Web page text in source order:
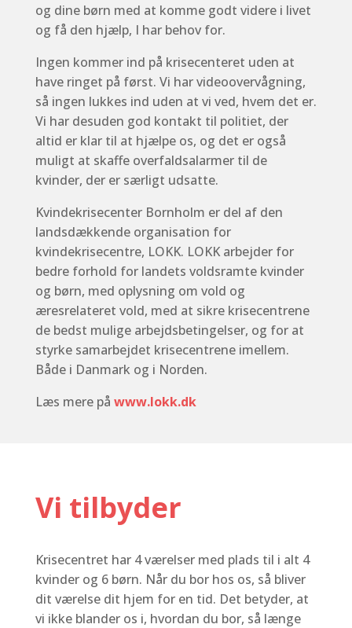
og dine børn med at komme godt videre i livet
og få den hjælp, I har behov for.
Ingen kommer ind på krisecenteret uden at
have ringet på først. Vi har videoovervågning,
så ingen lukkes ind uden at vi ved, hvem det er.
Vi har desuden god kontakt til politiet, der
altid er klar til at hjælpe os, og det er også
muligt at skaffe overfaldsalarmer til de
kvinder, der er særligt udsatte.
Kvindekrisecenter Bornholm er del af den
landsdækkende organisation for
kvindekrisecentre, LOKK. LOKK arbejder for
bedre forhold for landets voldsramte kvinder
og børn, med oplysning om vold og
æresrelateret vold, med at sikre krisecentrene
de bedst mulige arbejdsbetingelser, og for at
styrke samarbejdet krisecentrene imellem.
Både i Danmark og i Norden.
Læs mere på www.lokk.dk
Vi tilbyder
Krisecentret har 4 værelser med plads til i alt 4
kvinder og 6 børn. Når du bor hos os, så bliver
dit værelse dit hjem for en tid. Det betyder, at
vi ikke blander os i, hvordan du bor, så længe